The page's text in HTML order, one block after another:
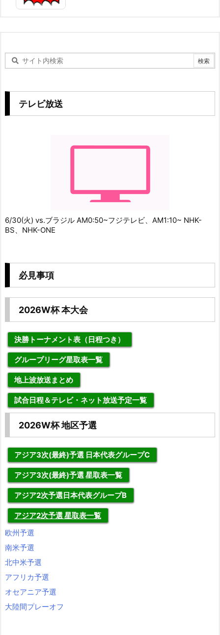
テレビ放送
6/30(火) vs.ブラジル AM0:50~フジテレビ、AM1:10~ NHK-
BS、NHK-ONE
必見事項
2026W杯 本大会
決勝トーナメント表（日程つき）
グループリーグ星取表一覧
地上波放送まとめ
試合日程＆テレビ・ネット放送予定一覧
2026W杯 地区予選
アジア3次(最終)予選 日本代表グループC
アジア3次(最終)予選 星取表一覧
アジア2次予選日本代表グループB
アジア2次予選 星取表一覧
欧州予選
南米予選
北中米予選
アフリカ予選
オセアニア予選
大陸間プレーオフ